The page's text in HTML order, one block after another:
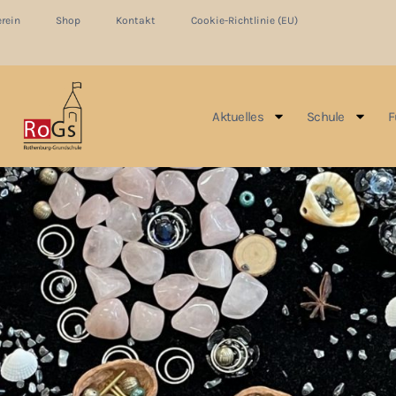
Shop Kontakt
Cookie-Richtlinie (EU)
Aktuelles Schule